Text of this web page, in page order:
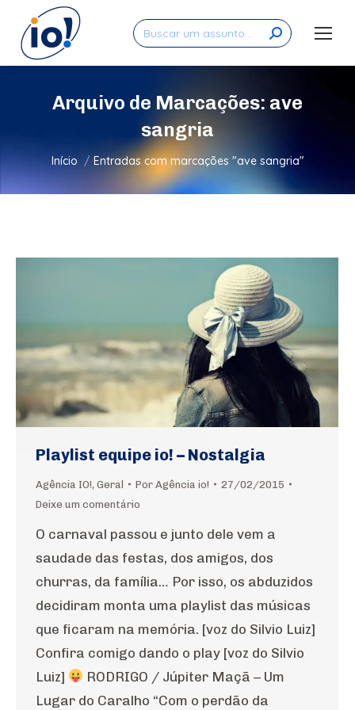
Search:
Arquivo de Marcações: ave
sangria
Você está aqui:
Início Entradas com marcações "ave sangria"
Playlist equipe io! – Nostalgia
Agência IO!, Geral Por Agência io!
27/02/2015
Deixe um comentário
O carnaval passou e junto dele vem a
saudade das festas, dos amigos, dos
churras, da família… Por isso, os abduzidos
decidiram monta uma playlist das músicas
que ficaram na memória. [voz do Silvio Luiz]
Confira comigo dando o play [voz do Silvio
Luiz]
RODRIGO / Júpiter Maçã – Um
Lugar do Caralho “Com o perdão da